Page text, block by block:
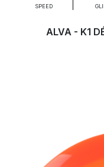
SPEED
ALVA - K1